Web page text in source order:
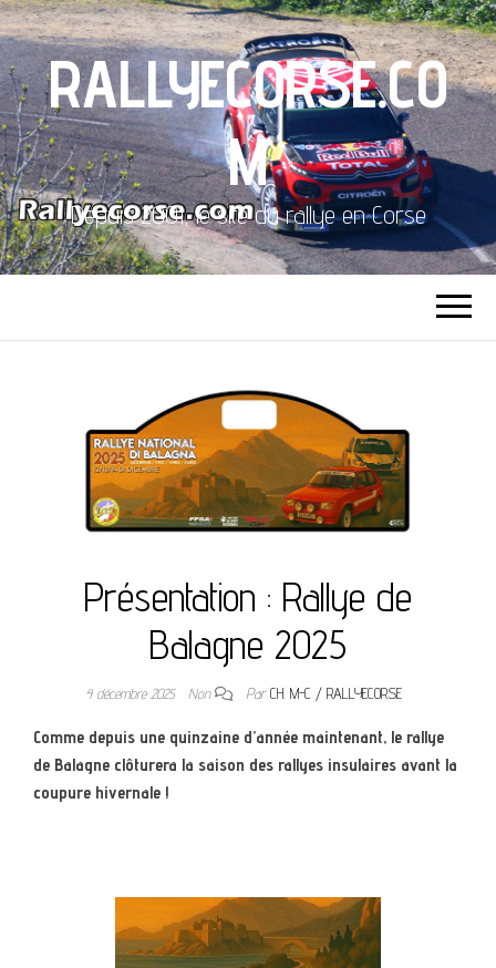
RALLYECORSE.CO
M
Depuis 2001, le site du rallye en Corse
Présentation : Rallye de
Balagne 2025
4 décembre 2025 Non ParCH. M-C / RALLYECORSE
Comme depuis une quinzaine d’année maintenant, le rallye
de Balagne clôturera la saison des rallyes insulaires avant la
coupure hivernale !